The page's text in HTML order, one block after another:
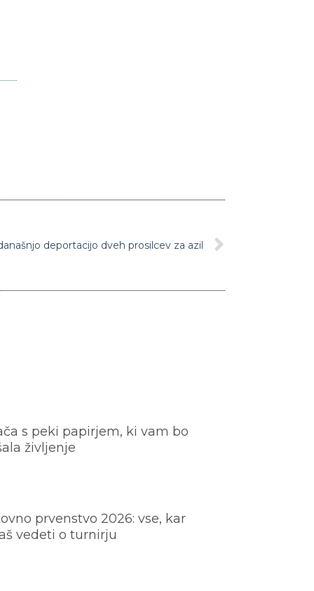
deportacijo dveh prosilcev za azil
s peki papirjem, ki vam bo
življenje
prvenstvo 2026: vse, kar
vedeti o turnirju